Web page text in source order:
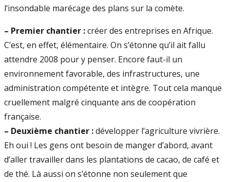
l’insondable marécage des plans sur la comète.
– Premier chantier :créer des entreprises en Afrique.
C’est, en effet, élémentaire. On s’étonne qu’il ait fallu
attendre 2008 pour y penser. Encore faut-il un
environnement favorable, des infrastructures, une
administration compétente et intègre. Tout cela manque
cruellement malgré cinquante ans de coopération
française.
– Deuxième chantier :développer l’agriculture vivrière.
Eh oui ! Les gens ont besoin de manger d’abord, avant
d’aller travailler dans les plantations de cacao, de café et
de thé. Là aussi on s’étonne non seulement que